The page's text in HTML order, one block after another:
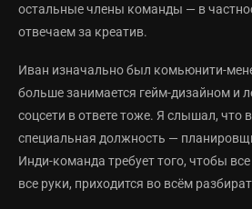
остальные члены команды — в
отвечаем за креатив.
Иван изначально был комьюнити-
больше занимается гейм-дизайном и
соцсети в ответе тоже. Я слышал, что
специальная должность —
Инди-команда требует того, чтобы
все руки, приходится во всём